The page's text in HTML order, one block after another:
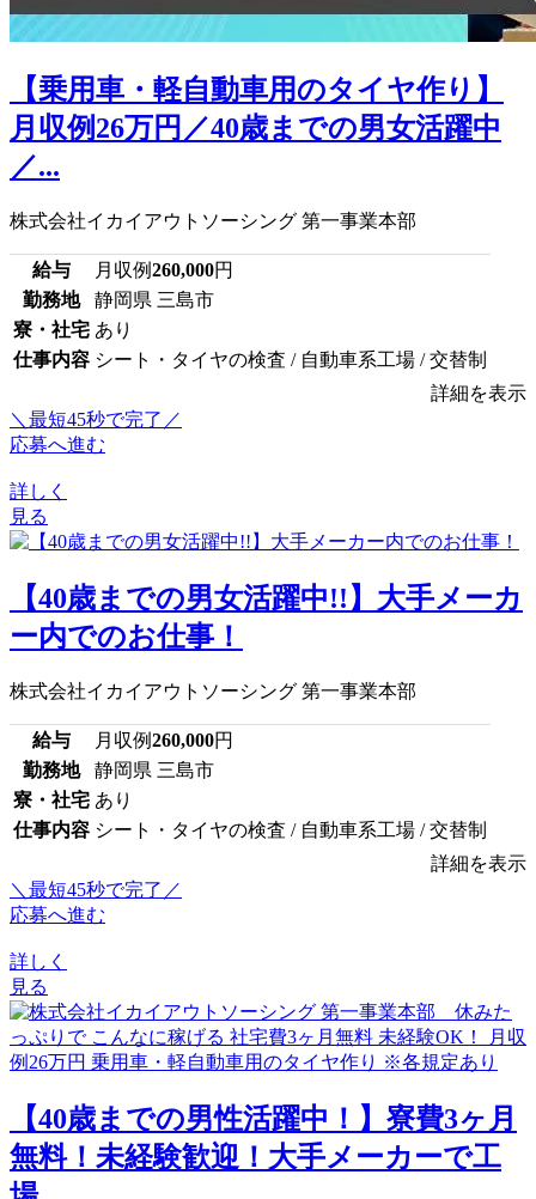
【乗用車・軽自動車用のタイヤ作り】
月収例26万円／40歳までの男女活躍中
／...
株式会社イカイアウトソーシング 第一事業本部
給与 月収例260,000円
勤務地
静岡県 三島市
寮・社宅 あり
仕事内容 シート・タイヤの検査 / 自動車系工場 / 交替制
詳細を表示
＼最短45秒で完了／
応募へ進む
詳しく
見る
【40歳までの男女活躍中!!】大手メーカ
ー内でのお仕事！
株式会社イカイアウトソーシング 第一事業本部
給与 月収例260,000円
勤務地
静岡県 三島市
寮・社宅 あり
仕事内容 シート・タイヤの検査 / 自動車系工場 / 交替制
詳細を表示
＼最短45秒で完了／
応募へ進む
詳しく
見る
【40歳までの男性活躍中！】寮費3ヶ月
無料！未経験歓迎！大手メーカーで工